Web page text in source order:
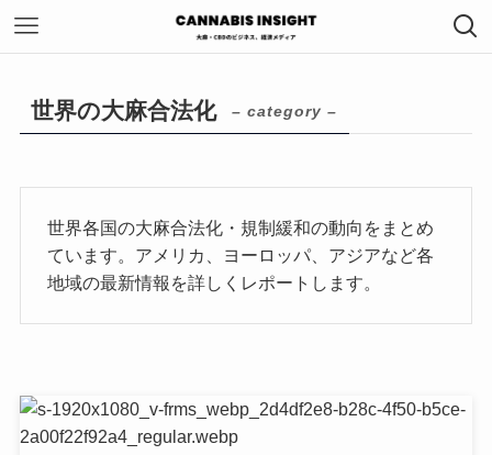
世界の大麻合法化 – category –
世界各国の大麻合法化・規制緩和の動向をまとめ
ています。アメリカ、ヨーロッパ、アジアなど各
地域の最新情報を詳しくレポートします。